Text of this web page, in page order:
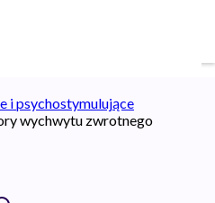
i psychostymulujące
wychwytu zwrotnego